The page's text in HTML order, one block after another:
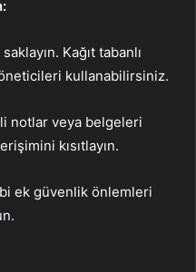
Kağıt tabanlı
kullanabilirsiniz.
notlar veya belgeleri
kısıtlayın.
ek güvenlik önlemleri